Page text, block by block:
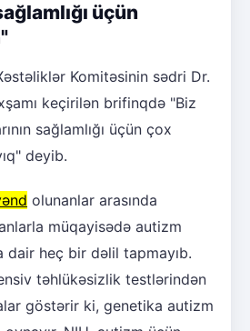
üçün
Komitəsinin sədri Dr.
keçirilən brifinqdə "Biz
sağlamlığı üçün çox
deyib.
olunanlar arasında
müqayisədə autizm
dair heç bir dəlil tapmayıb.
təhlükəsizlik testlərindən
göstərir ki, genetika autizm